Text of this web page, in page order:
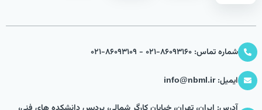
شماره تماس: 86093160-021 - 86093109-021
ایمیل: info@nbml.ir